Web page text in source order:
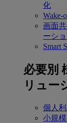
化
Wake-
画面
ーシ
Smart
必要別
リュー
個人利
小規